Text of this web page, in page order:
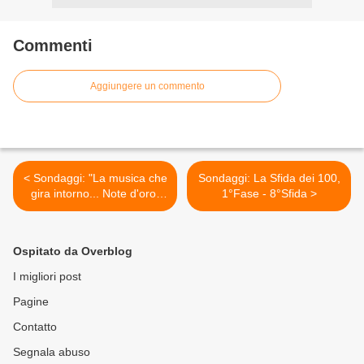
Commenti
Aggiungere un commento
< Sondaggi: "La musica che
gira intorno... Note d'oro"
2018
Sondaggi: La Sfida dei 100,
1°Fase - 8°Sfida >
Ospitato da Overblog
I migliori post
Pagine
Contatto
Segnala abuso